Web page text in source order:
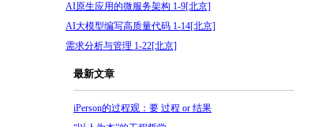
AI原生应用的微服务架构 1-9[北京]
AI大模型编写高质量代码 1-14[北京]
需求分析与管理 1-22[北京]
最新文章
iPerson的过程观：要 过程 or 结果